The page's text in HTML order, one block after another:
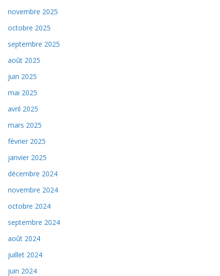
novembre 2025
octobre 2025
septembre 2025
août 2025
juin 2025
mai 2025
avril 2025
mars 2025
février 2025
janvier 2025
décembre 2024
novembre 2024
octobre 2024
septembre 2024
août 2024
juillet 2024
juin 2024